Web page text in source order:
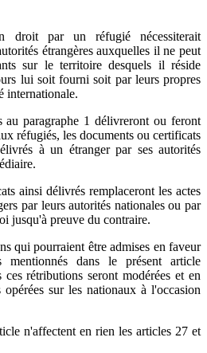
droit par un réfugié nécessiterait
étrangères auxquelles il ne peut
sur le territoire desquels il réside
lui soit fourni soit par leurs propres
internationale.
au paragraphe 1 délivreront ou feront
réfugiés, les documents ou certificats
à un étranger par ses autorités
ainsi délivrés remplaceront les actes
par leurs autorités nationales ou par
jusqu'à preuve du contraire.
qui pourraient être admises en faveur
mentionnés dans le présent article
rétributions seront modérées et en
sur les nationaux à l'occasion
n'affectent en rien les articles 27 et